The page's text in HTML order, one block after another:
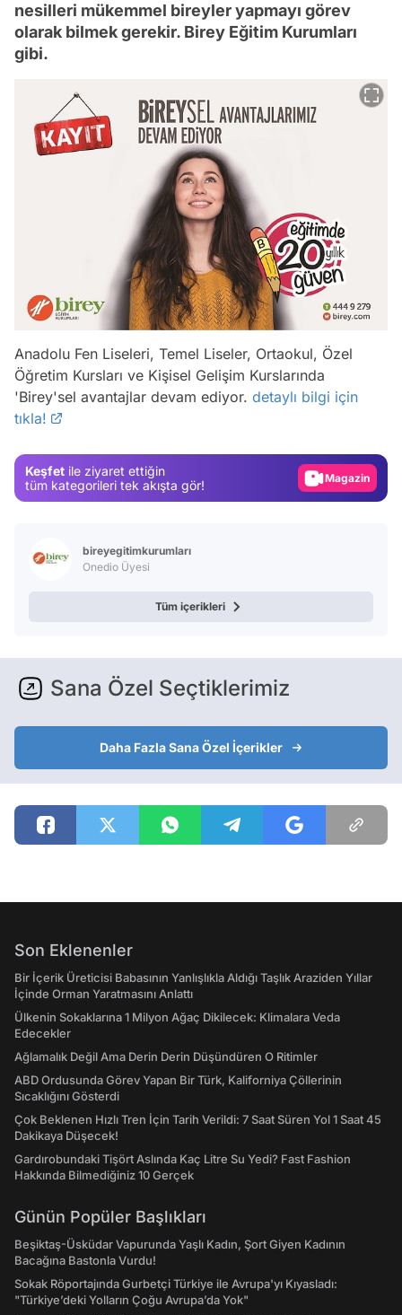
nesilleri mükemmel bireyler yapmayı görev
olarak bilmek gerekir. Birey Eğitim Kurumları
gibi.
Anadolu Fen Liseleri, Temel Liseler, Ortaokul, Özel
Öğretim Kursları ve Kişisel Gelişim Kurslarında
'Birey'sel avantajlar devam ediyor. detaylı bilgi için
tıkla!
Keşfet ile ziyaret ettiğin
tüm kategorileri tek akışta gör!
Magazin
Video
bireyegitimkurumları
Onedio Üyesi
Tüm içerikleri
Sana Özel Seçtiklerimiz
Daha Fazla Sana Özel İçerikler
Son Eklenenler
Bir İçerik Üreticisi Babasının Yanlışlıkla Aldığı Taşlık Araziden Yıllar
İçinde Orman Yaratmasını Anlattı
Ülkenin Sokaklarına 1 Milyon Ağaç Dikilecek: Klimalara Veda
Edecekler
Ağlamalık Değil Ama Derin Derin Düşündüren O Ritimler
ABD Ordusunda Görev Yapan Bir Türk, Kaliforniya Çöllerinin
Sıcaklığını Gösterdi
Çok Beklenen Hızlı Tren İçin Tarih Verildi: 7 Saat Süren Yol 1 Saat 45
Dakikaya Düşecek!
Gardırobundaki Tişört Aslında Kaç Litre Su Yedi? Fast Fashion
Hakkında Bilmediğiniz 10 Gerçek
Günün Popüler Başlıkları
Beşiktaş-Üsküdar Vapurunda Yaşlı Kadın, Şort Giyen Kadının
Bacağına Bastonla Vurdu!
Sokak Röportajında Gurbetçi Türkiye ile Avrupa'yı Kıyasladı:
"Türkiye’deki Yolların Çoğu Avrupa’da Yok"